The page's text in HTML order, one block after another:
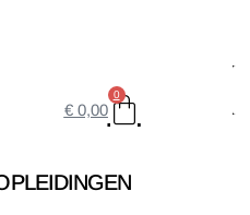
€0,00
0